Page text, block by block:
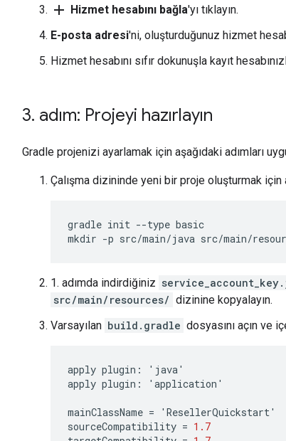
add Hizmet hesabını bağla'yı tıklayın.
E-posta adresi'ni, oluşturduğunuz hizmet
Hizmet hesabını sıfır dokunuşla kayıt
3. adım: Projeyi hazırlayın
Gradle projenizi ayarlamak için aşağıdaki adımları
Çalışma dizininde yeni bir proje oluşturmak için
gradle init --type basic
mkdir -p src/main/java src/main/
1. adımda indirdiğiniz
src/main/resources/ dizinine kopyalayın.
Varsayılan build.gradle dosyasını açın ve
apply plugin : ' java'
apply plugin : ' application '
mainClassName = ' ResellerQuickstart'
sourceCompatibility = 1.7